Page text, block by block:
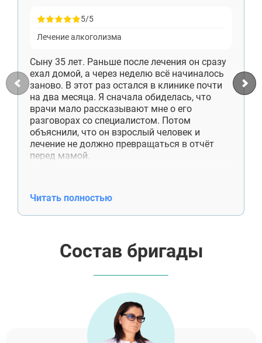
5/5
Лечение алкоголизма
Сыну 35 лет. Раньше после лечения он сразу
ехал домой, а через неделю всё начиналось
заново. В этот раз остался в клинике почти
на два месяца. Я сначала обиделась, что
врачи мало рассказывают мне о его
разговорах со специалистом. Потом
объяснили, что он взрослый человек и
лечение не должно превращаться в отчёт
перед мамой.
отцу лекарства, хотя раньше даже не
спрашивал, что ему нужно. Спасибо
проверки и спасение от каждой
Читать полностью
Состав бригады
Талдом
Краснозаводск
Белоозёрский
Высоковск
Дрезна
Пересвет